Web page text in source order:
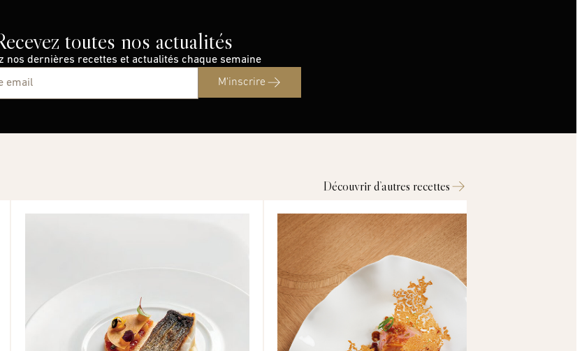
toutes nos actualités
nos dernières recettes et actualités chaque semaine
M'inscrire
Découvrir d’autres recettes